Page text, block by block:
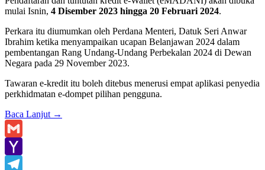
mulai Isnin, 4 Disember 2023 hingga 20 Februari 2024.
Perkara itu diumumkan oleh Perdana Menteri, Datuk Seri Anwar
Ibrahim ketika menyampaikan ucapan Belanjawan 2024 dalam
pembentangan Rang Undang-Undang Perbekalan 2024 di Dewan
Negara pada 29 November 2023.
Tawaran e-kredit itu boleh ditebus menerusi empat aplikasi penyedia
perkhidmatan e-dompet pilihan pengguna.
Baca Lanjut →
Gmail
Yahoo